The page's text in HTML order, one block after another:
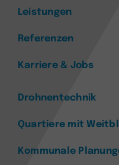
Leistungen
Referenzen
Karriere & Jobs
Drohnentechnik
Quartiere mit
Kommunale